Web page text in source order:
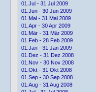
01.Jul - 31 Jul 2009
01.Jun - 30 Jun 2009
01.Mai - 31 Mai 2009
01.Apr - 30 Apr 2009
01.Mär - 31 Mär 2009
01.Feb - 28 Feb 2009
01.Jan - 31 Jan 2009
01.Dez - 31 Dez 2008
01.Nov - 30 Nov 2008
01.Okt - 31 Okt 2008
01.Sep - 30 Sep 2008
01.Aug - 31 Aug 2008